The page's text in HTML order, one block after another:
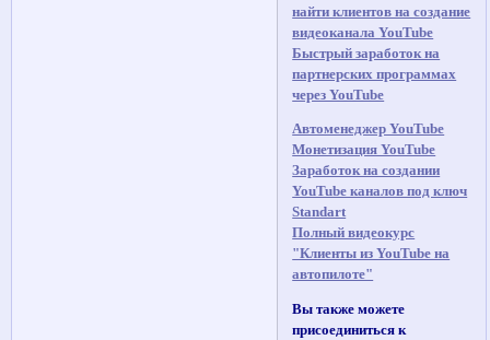
найти клиентов на создание
видеоканала YouTube
Быстрый заработок на
партнерских программах
через YouTube
Автоменеджер YouTube
Монетизация YouTube
Заработок на создании
YouTube каналов под ключ
Standart
Полный видеокурс
"Клиенты из YouTube на
автопилоте"
Вы также можете
присоединиться к